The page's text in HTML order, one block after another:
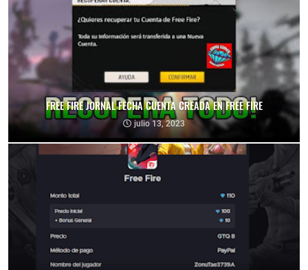
FREE FIRE JORNAL FECHA CUENTA CREADA EN FREE FIRE
julio 13, 2023